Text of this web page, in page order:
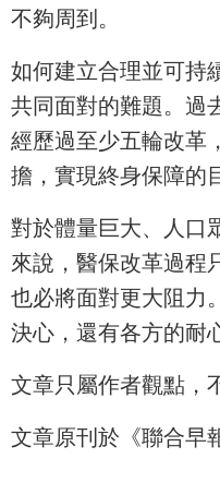
不夠周到。
如何建立合理並可持
共同面對的難題。過
經歷過至少五輪改革
擔，實現終身保障的
對於體量巨大、人口
來說，醫保改革過程
也必將面對更大阻力
決心，還有各方的耐
文章只屬作者觀點，
文章原刊於《聯合早